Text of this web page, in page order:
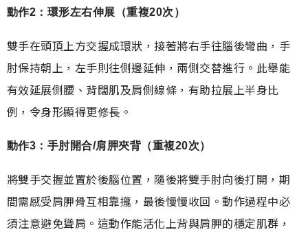
動作2：環形左右伸展（重複20次）
雙手在頭頂上方交握成環狀，接著將右手往腦後彎曲，手
肘保持朝上，左手則往側邊延伸，兩側交替進行。此舉能
有效延展側腰、背闊肌及肩側線條，有助拉展上半身比
例，令身形顯得更修長。
動作3：手肘開合/肩胛夾背（重複20次）
將雙手交握並置於後腦位置，隨後將雙手肘向後打開，期
間需感受肩胛骨互相靠攏，最後慢慢收回。動作過程中必
須注意避免聳肩。這動作能活化上背與肩胛的穩定肌群，